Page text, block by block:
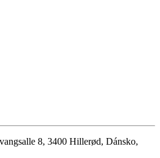
8, 3400 Hillerød, Dánsko,